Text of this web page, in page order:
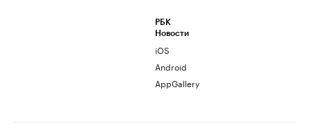
РБК
Новости
iOS
Android
AppGallery